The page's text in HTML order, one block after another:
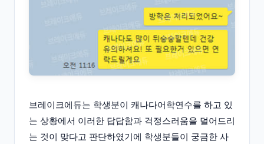
브레이크에듀는 학생분이 캐나다어학연수를 하고 있
는 상황에서 이러한 답답함과 걱정스러움을 덜어드리
는 것이 맞다고 판단하였기에 학생분들이 궁금한 사